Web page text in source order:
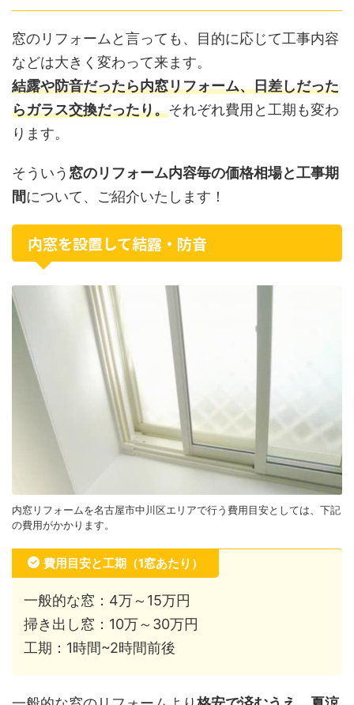
窓のリフォームと言っても、目的に応じて工事内容
などは大きく変わって来ます。
結露や防音だったら内窓リフォーム、日差しだった
らガラス交換だったり。それぞれ費用と工期も変わ
ります。
そういう 窓のリフォーム内容毎の価格相場と工事期
間について、ご紹介いたします！
内窓を設置して結露・防音
内窓リフォームを名古屋市中川区エリアで行う費用目安としては、下記
の費用がかかります。
費用目安と工期（1窓あたり）
一般的な窓：4万～15万円
掃き出し窓：10万～30万円
工期：1時間~2時間前後